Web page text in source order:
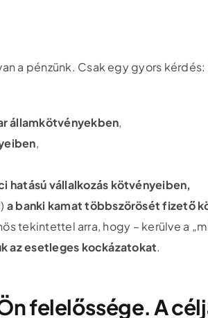
a pénzünk. Csak egy gyors
államkötvényekben,
,
hatású vállalkozás kötvényeiben,
a banki kamat többszörösét fizető
tekintettel arra, hogy – kerülve a
az esetleges kockázatokat.
felelőssége. A